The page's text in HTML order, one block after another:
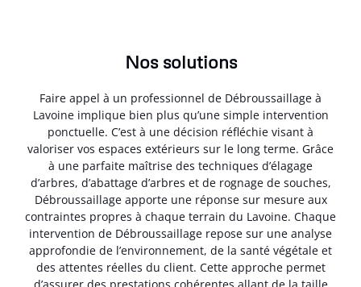
Nos solutions
Faire appel à un professionnel de Débroussaillage à
Lavoine implique bien plus qu’une simple intervention
ponctuelle. C’est à une décision réfléchie visant à
valoriser vos espaces extérieurs sur le long terme. Grâce
à une parfaite maîtrise des techniques d’élagage
d’arbres, d’abattage d’arbres et de rognage de souches,
Débroussaillage apporte une réponse sur mesure aux
contraintes propres à chaque terrain du Lavoine. Chaque
intervention de Débroussaillage repose sur une analyse
approfondie de l’environnement, de la santé végétale et
des attentes réelles du client. Cette approche permet